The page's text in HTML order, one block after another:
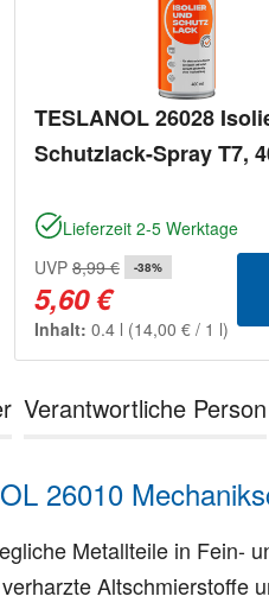
TESLANOL 26028
Schutzlack-Spray T7,
Lieferzeit 2-5 Werktage
UVP 8,99 € -38%
5,60 €
Inhalt: 0.4 l (14,00 € / 1 l)
Verantwortliche Person
26010
Metallteile in Fein-
Altschmierstoffe